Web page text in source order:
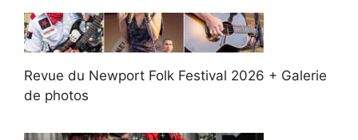
Revue du Newport Folk Festival 2026 + Galerie
de photos